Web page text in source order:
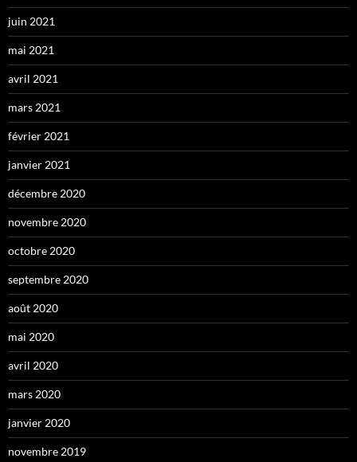
juin 2021
mai 2021
avril 2021
mars 2021
février 2021
janvier 2021
décembre 2020
novembre 2020
octobre 2020
septembre 2020
août 2020
mai 2020
avril 2020
mars 2020
janvier 2020
novembre 2019